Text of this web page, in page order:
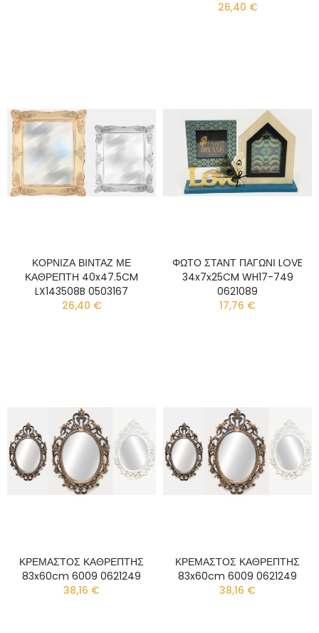
26,40 €
ΚΟΡΝΙΖΑ ΒΙΝΤΑΖ ΜΕ
ΚΑΘΡΕΠΤΗ 40x47.5CM
LX143508B 0503167
26,40 €
ΦΩΤΟ ΣΤΑΝΤ ΠΑΓΩΝΙ LOVE
34x7x25CM WH17-749
0621089
17,76 €
ΚΡΕΜΑΣΤΟΣ ΚΑΘΡΕΠΤΗΣ
83x60cm 6009 0621249
38,16 €
ΚΡΕΜΑΣΤΟΣ ΚΑΘΡΕΠΤΗΣ
83x60cm 6009 0621249
38,16 €